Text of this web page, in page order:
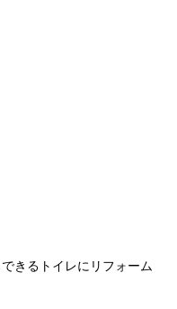
きるトイレにリフォーム